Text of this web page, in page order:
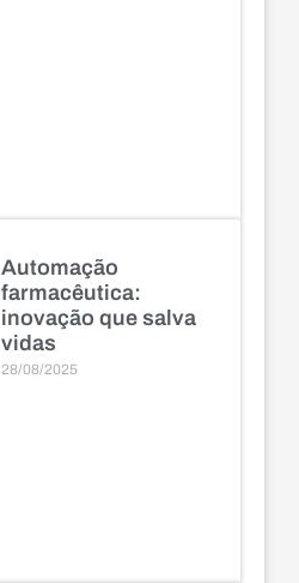
Automação
farmacêutica:
inovação que salva
vidas
28/08/2025